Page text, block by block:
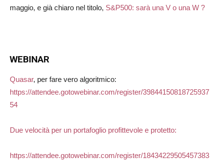
maggio, e già chiaro nel titolo, S&P500: sarà una V o una W ?
WEBINAR
Quasar, per fare vero algoritmico:
https://attendee.gotowebinar.com/register/39844150818725937
54
Due velocità per un portafoglio profittevole e protetto:
https://attendee.gotowebinar.com/register/18434229505457383